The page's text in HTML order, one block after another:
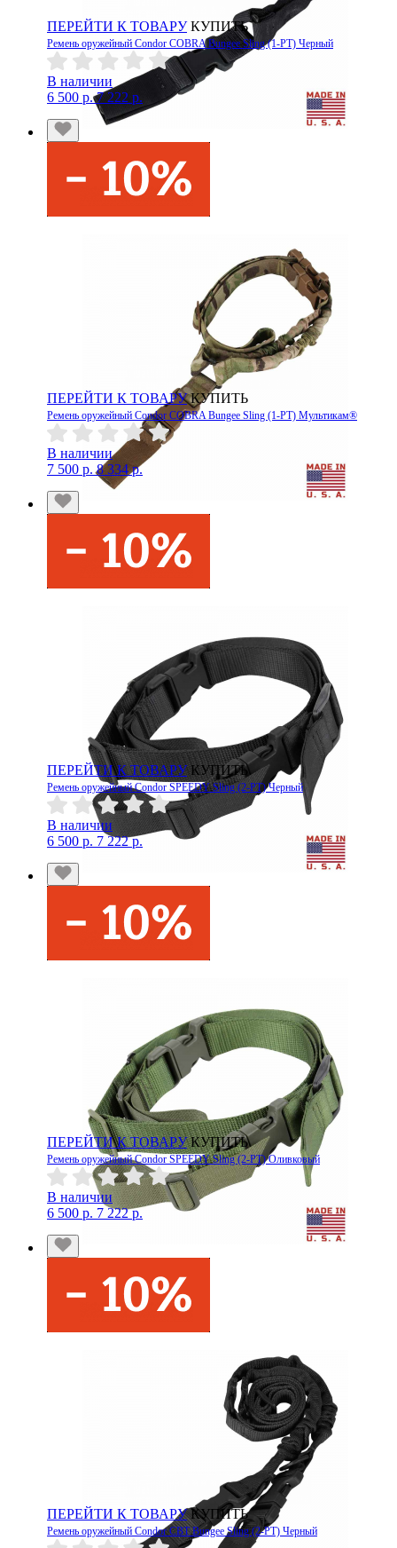
ПЕРЕЙТИ К ТОВАРУ КУПИТЬ
Ремень оружейный Condor COBRA Bungee Sling (1-PT) Черный
В наличии
6 500 р. 7 222 р.
ПЕРЕЙТИ К ТОВАРУ КУПИТЬ
Ремень оружейный Condor COBRA Bungee Sling (1-PT) Мультикам®
В наличии
7 500 р. 8 334 р.
ПЕРЕЙТИ К ТОВАРУ КУПИТЬ
Ремень оружейный Condor SPEEDY Sling (2-PT) Черный
В наличии
6 500 р. 7 222 р.
ПЕРЕЙТИ К ТОВАРУ КУПИТЬ
Ремень оружейный Condor SPEEDY Sling (2-PT) Оливковый
В наличии
6 500 р. 7 222 р.
ПЕРЕЙТИ К ТОВАРУ КУПИТЬ
Ремень оружейный Condor CBT Bungee Sling (2-PT) Черный